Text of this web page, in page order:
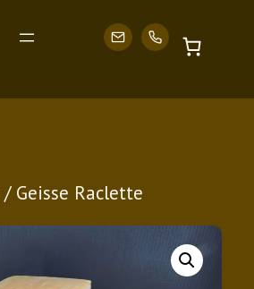
/ Geisse Raclette